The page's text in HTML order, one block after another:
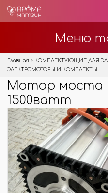
Меню
Главная » КОМПЛЕКТУЮЩИЕ ДЛЯ
ЭЛЕКТРОМОТОРЫ И КОМПЛЕКТЫ
Мотор моста
1500ватт